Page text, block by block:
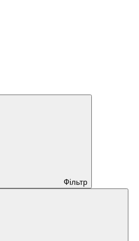
Фільтр